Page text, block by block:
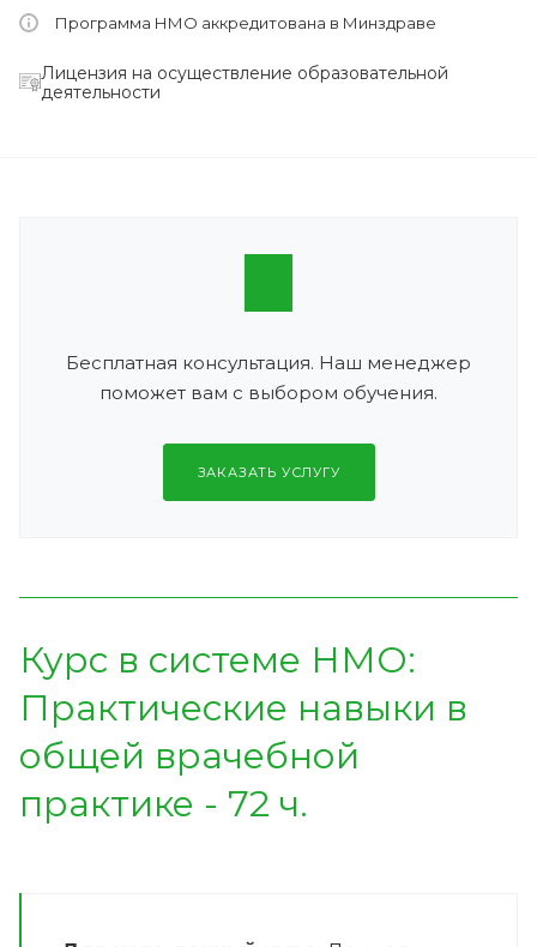
Программа НМО аккредитована в Минздраве
Лицензия на осуществление образовательной
деятельности
Бесплатная консультация. Наш менеджер
поможет вам с выбором обучения.
ЗАКАЗАТЬ УСЛУГУ
Курс в системе НМО:
Практические навыки в
общей врачебной
практике - 72 ч.